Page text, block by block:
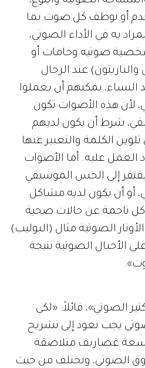
أو نوظف كل صوت بما
به في الأداء الصوتي،
صوتيه وخامات أو
عند الرجال
النساء، يمكنهم أن يعملوا
لأن هذه الأصوات تكون
شرط أن يكون لديهم
الكلمة والتعبير عنها
عليه. أما الأصوات
إلى الحس الموسيقي
أو أن يكون لديه مشاكل
ناجمة عن حالات صحية
الصوتية مثال (البوليب)
الأحبال الصوتية نتيجة
الصوتي»، قائلاً: «لكي
يجب نعود إلى تشريح
تسعة غضاريف متلاصقة
الصوتي، وتختلف من حيث